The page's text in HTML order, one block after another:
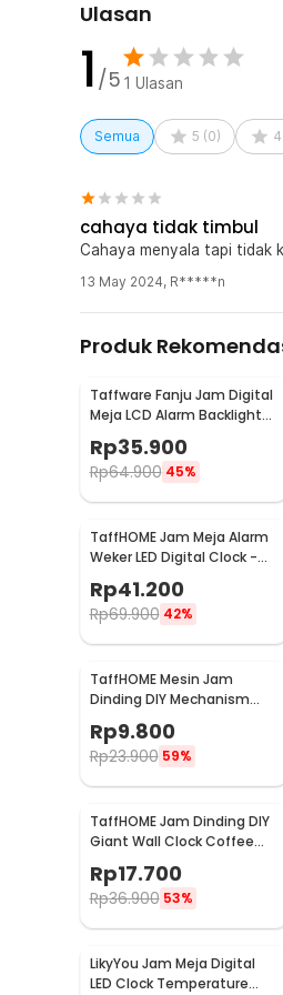
1 x CISTWIN Lampu
1 x Kabel USB DC
5 x Film Panjang
5 x Film Bulat
Ulasan
1 /5 1 Ulasan
Semua 5 (0) 4
cahaya tidak timbul
13 May 2024, R*****n
Produk
Taffware Fanju Jam Digital
Meja LCD Alarm Backlight
Sensor Suhu - JP9901
Rp35.900
Rp64.900 45%
TaffHOME Jam Meja Alarm
Weker LED Digital Clock -
Rp41.200
Rp69.900 42%
TaffHOME Mesin Jam
Dinding DIY Mechanism
Quartz Replacement
Sparepart - 5168-S
Rp9.800
Rp23.900 59%
TaffHOME Jam Dinding DIY
Giant Wall Clock Coffee
Rp17.700
Rp36.900 53%
LikyYou Jam Meja Digital
LED Clock Temperature